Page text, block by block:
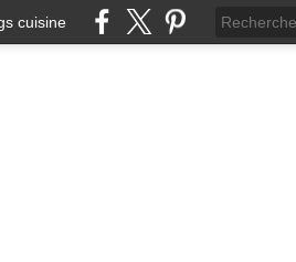
cuisine